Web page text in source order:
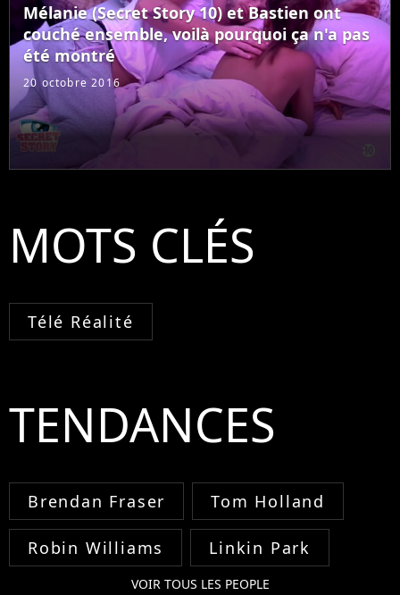
Mélanie (Secret Story 10) et Bastien ont
couché ensemble, voilà pourquoi ça n'a pas
été montré
20 octobre 2016
MOTS CLÉS
Télé Réalité
TENDANCES
Brendan Fraser Tom Holland
Robin Williams Linkin Park
VOIR TOUS LES PEOPLE